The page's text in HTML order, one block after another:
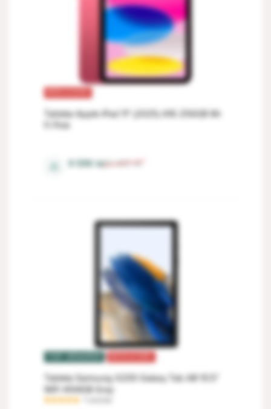
REDUCERI
Tableta Apple iPad 11" (2025) A16 256GB Wi-
Fi Pink
6 Gb 10 655
9 599 lei
⚖
TOP VÂNZĂRI REDUCERI
Tableta Samsung X200 Galaxy Tab A8 10.5"
WiFi 4/64GB Gray